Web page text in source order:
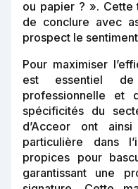
ou papier ? ». Cette
de conclure avec
prospect le
Pour maximiser
est essentiel
professionnelle et
spécificités du
d’Acceor ont
particulière dans
propices pour
garantissant une